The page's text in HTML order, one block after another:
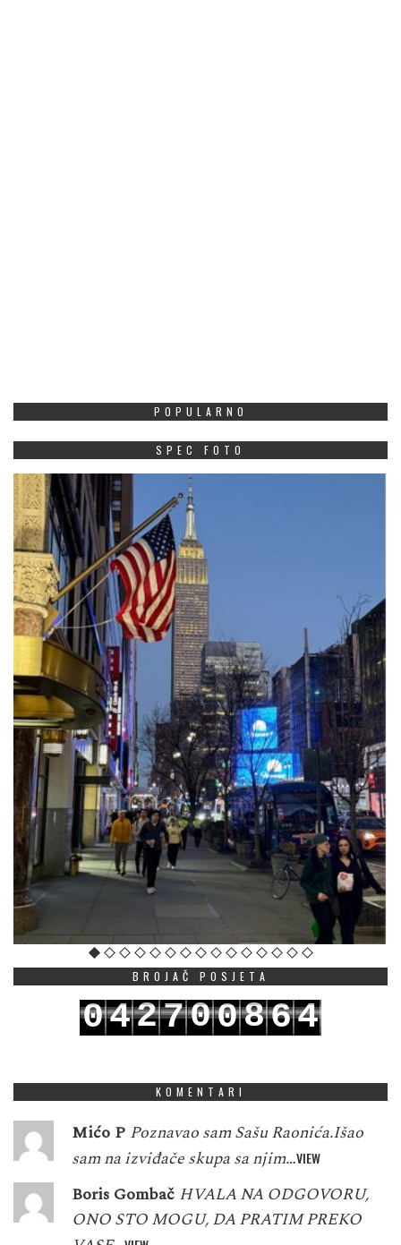
POPULARNO
SPEC FOTO
BROJAČ POSJETA
042700864
KOMENTARI
Mićo P Poznavao sam Sašu Raonića.Išao
sam na izviđače skupa sa njim…VIEW
Boris Gombač HVALA NA ODGOVORU,
ONO STO MOGU, DA PRATIM PREKO